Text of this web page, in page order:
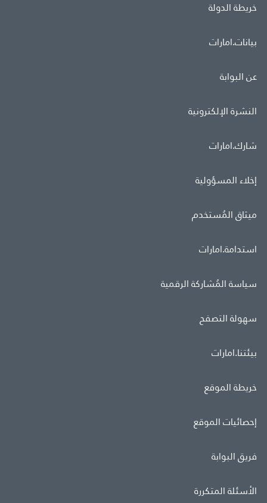
خريطة الدولة
بيانات.امارات
عن البوابة
النشرة الإلكترونية
شارك.امارات
إخلاء المسؤولية
ميثاق المُستخدم
استدامة.امارات
سياسة المُشاركة الرقمية
سهولة التصفح
بيئتنا.امارات
خريطة الموقع
إحصائيات الموقع
فريق البوابة
الأسئلة المتكررة